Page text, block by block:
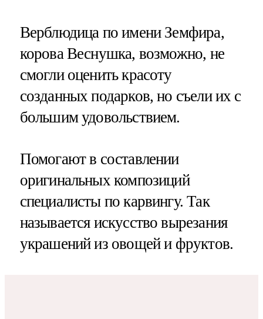
Верблюдица по имени Земфира,
корова Веснушка, возможно, не
смогли оценить красоту
созданных подарков, но съели их с
большим удовольствием.
Помогают в составлении
оригинальных композиций
специалисты по карвингу. Так
называется искусство вырезания
украшений из овощей и фруктов.